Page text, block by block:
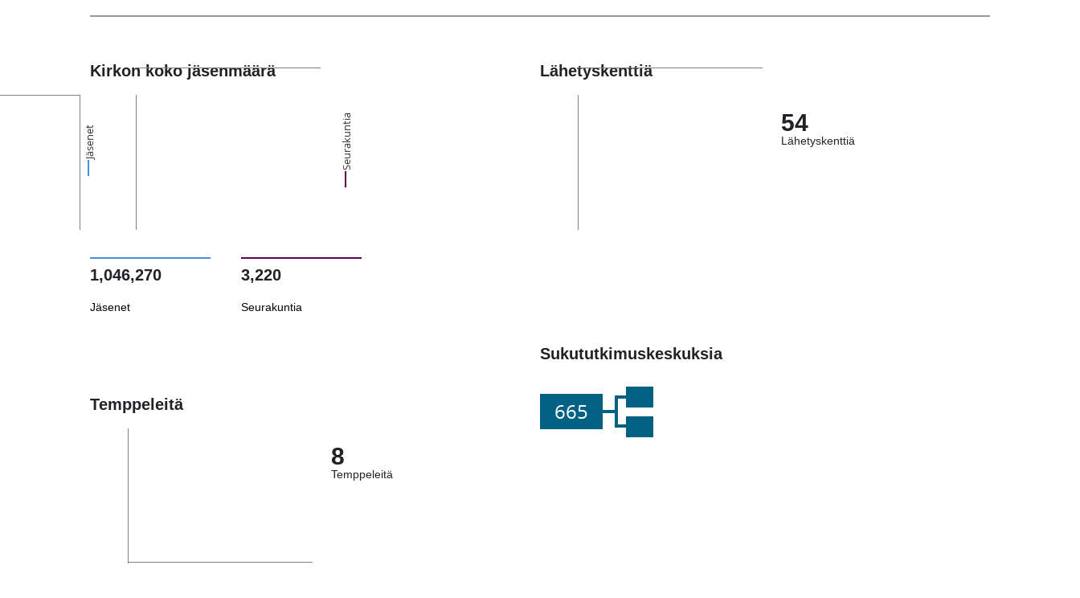
Kirkon koko jäsenmäärä
Jäsenet Seurakuntia
1,046,270
Jäsenet
3,220
Seurakuntia
Lähetyskenttiä
54
Lähetyskenttiä
Sukututkimuskeskuksia
665
Temppeleitä
8
Temppeleitä